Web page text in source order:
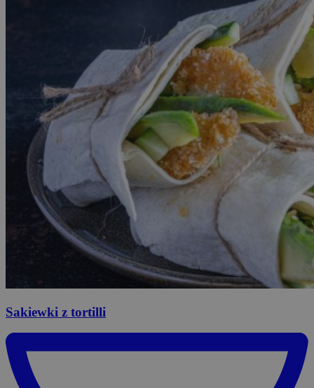
Sakiewki z tortilli